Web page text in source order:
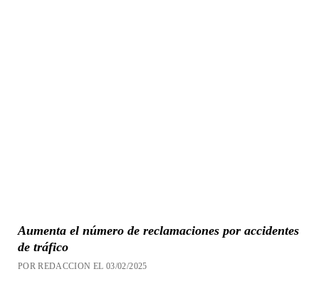
Aumenta el número de reclamaciones por accidentes
de tráfico
POR REDACCION EL 03/02/2025